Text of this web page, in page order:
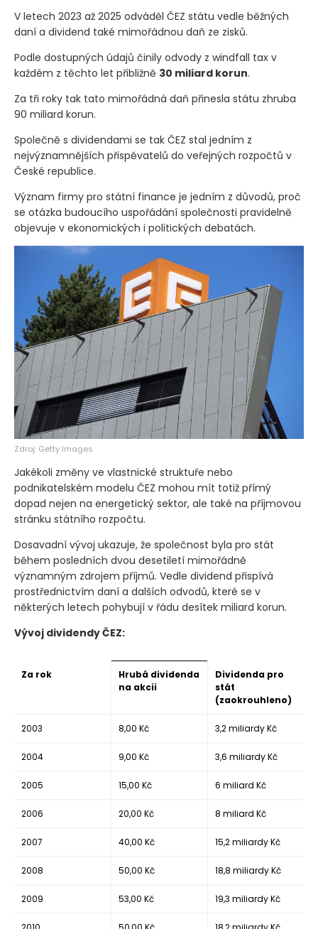
korun ročně
V letech 2023 až 2025 odváděl ČEZ státu vedle běžných
daní a dividend také mimořádnou daň ze zisků.
Podle dostupných údajů činily odvody z windfall tax v
každém z těchto let přibližně30 miliard korun.
Za tři roky tak tato mimořádná daň přinesla státu zhruba
90 miliard korun.
Společně s dividendami se tak ČEZ stal jedním z
nejvýznamnějších přispěvatelů do veřejných rozpočtů v
České republice.
Význam firmy pro státní finance je jedním z důvodů, proč
se otázka budoucího uspořádání společnosti pravidelně
objevuje v ekonomických i politických debatách.
Zdroj: Getty Images
Jakékoli změny ve vlastnické struktuře nebo
podnikatelském modelu ČEZ mohou mít totiž přímý
dopad nejen na energetický sektor, ale také na příjmovou
stránku státního rozpočtu.
Dosavadní vývoj ukazuje, že společnost byla pro stát
během posledních dvou desetiletí mimořádně
významným zdrojem příjmů. Vedle dividend přispívá
prostřednictvím daní a dalších odvodů, které se v
některých letech pohybují v řádu desítek miliard korun.
Dividenda pro
(zaokrouhleno)
2003 8,00 Kč 3,2 miliardy Kč
2004 9,00 Kč 3,6 miliardy Kč
2005 15,00 Kč 6 miliard Kč
2006 20,00 Kč 8 miliard Kč
2007 40,00 Kč 15,2 miliardy Kč
2008 50,00 Kč 18,8 miliardy Kč
2009 53,00 Kč 19,3 miliardy Kč